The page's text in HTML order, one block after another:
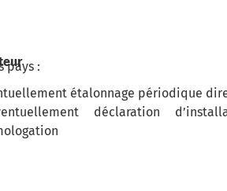
pays :
étalonnage périodique
déclaration